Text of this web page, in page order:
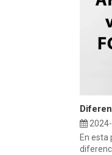
En esta